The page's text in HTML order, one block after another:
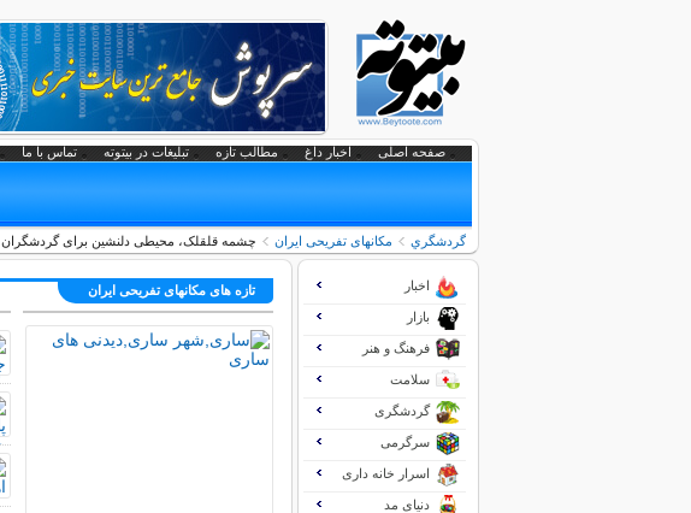
صفحه اصلی اخبار داغ مطالب تازه تبلیغات در بیتوته تماس با ما
گردشگري مکانهای تفریحی ايران چشمه قلقلک، محیطی دلنشین برای گردشگران
تازه های مکانهای تفریحی ايران اخبار
بازار
فرهنگ و هنر
سلامت
گردشگری
سرگرمی
اسرار خانه داری
دنیای مد